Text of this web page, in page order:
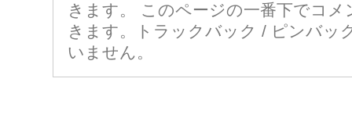
きます。 このページの一番下でコ
きます。トラックバック / ピンバッ
いません。